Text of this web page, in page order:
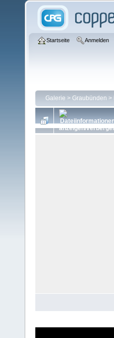
Startseite Anmelden
Galerie > Graubünden >